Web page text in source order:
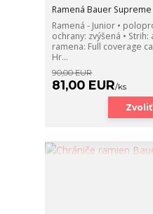
Ramená Bauer Supreme
Ramená - Junior •
ochrany: zvýšená •
ramena: Full coverage
Hr...
90,00 EUR
81,00 EUR/ks